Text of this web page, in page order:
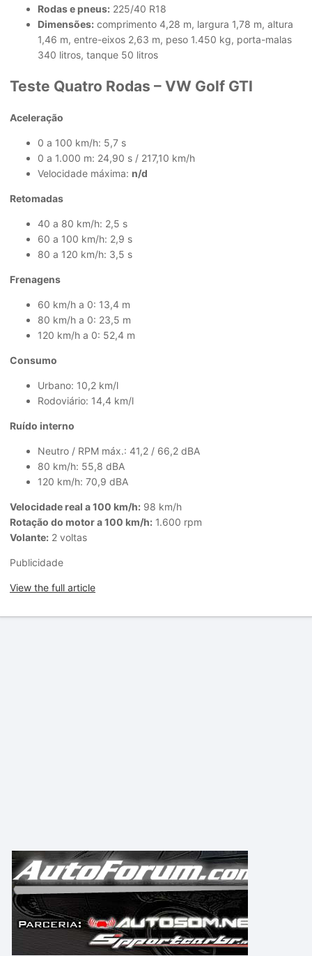
Rodas e pneus: 225/40 R18
Dimensões: comprimento 4,28 m, largura 1,78 m, altura
1,46 m, entre-eixos 2,63 m, peso 1.450 kg, porta-malas
340 litros, tanque 50 litros
Teste Quatro Rodas – VW Golf GTI
Aceleração
0 a 100 km/h: 5,7 s
0 a 1.000 m: 24,90 s / 217,10 km/h
Velocidade máxima: n/d
Retomadas
40 a 80 km/h: 2,5 s
60 a 100 km/h: 2,9 s
80 a 120 km/h: 3,5 s
Frenagens
60 km/h a 0: 13,4 m
80 km/h a 0: 23,5 m
120 km/h a 0: 52,4 m
Consumo
Urbano: 10,2 km/l
Rodoviário: 14,4 km/l
Ruído interno
Neutro / RPM máx.: 41,2 / 66,2 dBA
80 km/h: 55,8 dBA
120 km/h: 70,9 dBA
Velocidade real a 100 km/h: 98 km/h
Rotação do motor a 100 km/h: 1.600 rpm
Volante: 2 voltas
Publicidade
View the full article